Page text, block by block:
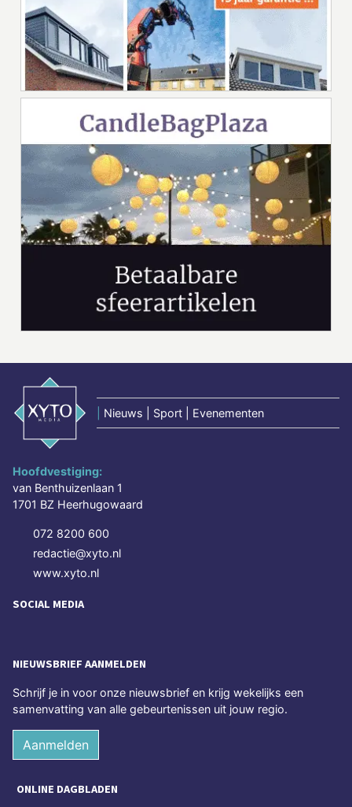
Nieuws | Sport | Evenementen
Hoofdvestiging:
van Benthuizenlaan 1
1701 BZ Heerhugowaard
072 8200 600
redactie@xyto.nl
www.xyto.nl
SOCIAL MEDIA
NIEUWSBRIEF AANMELDEN
Schrijf je in voor onze nieuwsbrief en krijg wekelijks een
samenvatting van alle gebeurtenissen uit jouw regio.
Aanmelden
ONLINE DAGBLADEN